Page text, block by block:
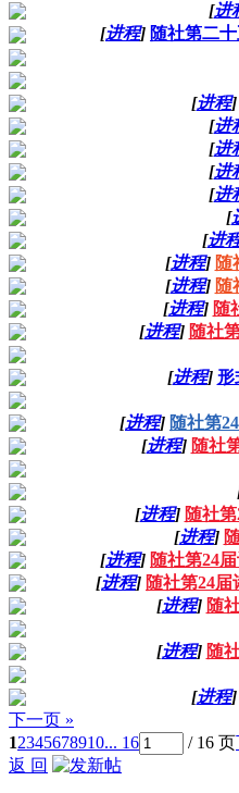
[进
[进程] 随社第二
[进程]
[进
[进
[进
[进
[
[进
[进程] 随
[进程] 随
[进程] 随
[进程] 随社
[进程] 形
[进程] 随社第
[进程] 随社
[进程] 随社
[进程]
[进程] 随社第24
[进程] 随社第24
[进程] 随
[进程] 随
[进程]
下一页 »
12345678910... 16 / 16 页
返 回